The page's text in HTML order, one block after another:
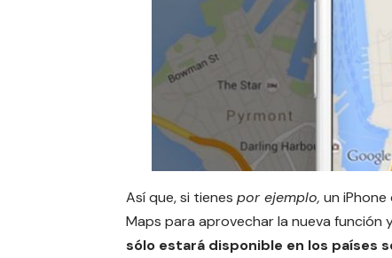
Así que, si tienes por ejemplo, un iPhone
Maps para aprovechar la nueva función
sólo estará disponible en los países